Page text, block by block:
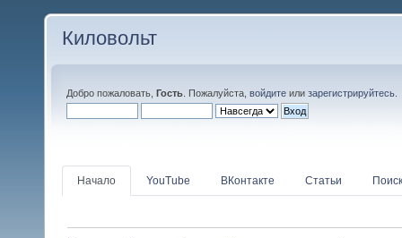
Киловольт
Добро пожаловать, Гость . Пожалуйста, войдите или зарегистрируйтесь
Начало YouTube ВКонтакте Статьи Поиск